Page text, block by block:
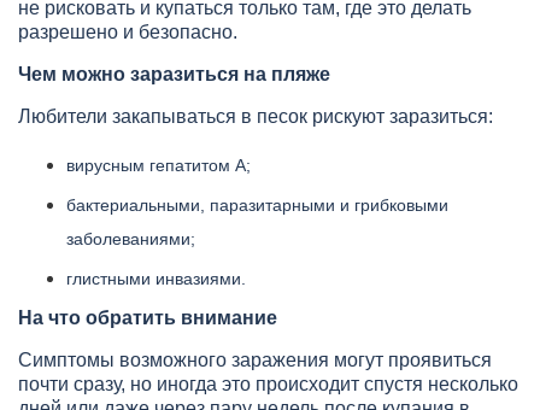
не рисковать и купаться только там, где это делать
разрешено и безопасно.
Чем можно заразиться на пляже
Любители закапываться в песок рискуют заразиться:
вирусным гепатитом А;
бактериальными, паразитарными и грибковыми
заболеваниями;
глистными инвазиями.
На что обратить внимание
Симптомы возможного заражения могут проявиться
почти сразу, но иногда это происходит спустя несколько